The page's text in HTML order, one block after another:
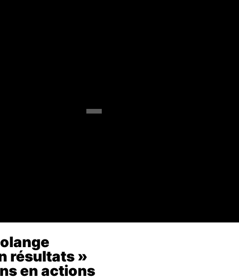
résultats »
en actions